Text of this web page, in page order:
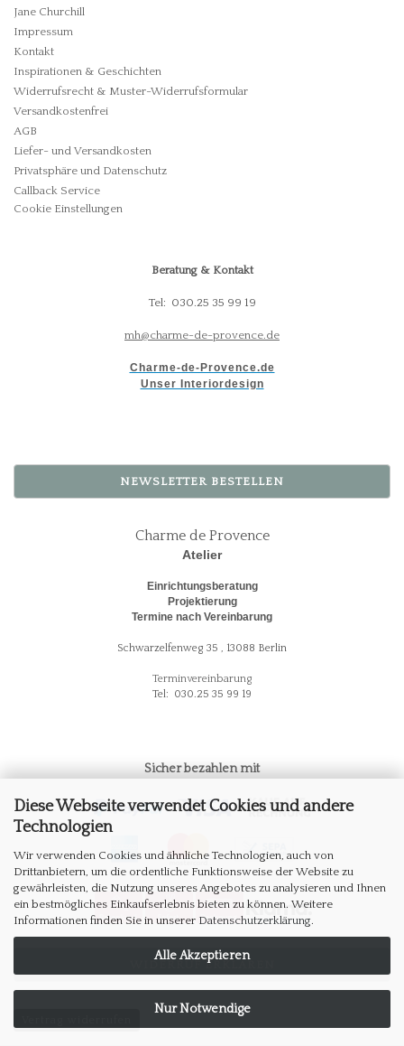
Diese Webseite verwendet Cookies und andere
Technologien
Wir verwenden Cookies und ähnliche Technologien, auch von
Drittanbietern, um die ordentliche Funktionsweise der Website zu
gewährleisten, die Nutzung unseres Angebotes zu analysieren und Ihnen
ein bestmögliches Einkaufserlebnis bieten zu können. Weitere
Informationen finden Sie in unserer Datenschutzerklärung
Alle Akzeptieren
Nur Notwendige
Jane Churchill
Impressum
Kontakt
Inspirationen & Geschichten
Widerrufsrecht & Muster-Widerrufsformular
Versandkostenfrei
AGB
Liefer- und Versandkosten
Privatsphäre und Datenschutz
Callback Service
Cookie Einstellungen
Beratung & Kontakt
Tel: 030.25 35 99 19
mh@charme-de-provence.de
Charme-de-Provence.de
Unser Interiordesign
NEWSLETTER BESTELLEN
Charme de Provence
Atelier
Einrichtungsberatung
Projektierung
Termine nach Vereinbarung
Schwarzelfenweg 35 , 13088 Berlin
Terminvereinbarung
Tel: 030.25 35 99 19
Sicher bezahlen mit
WIDERRUF ERKLÄREN